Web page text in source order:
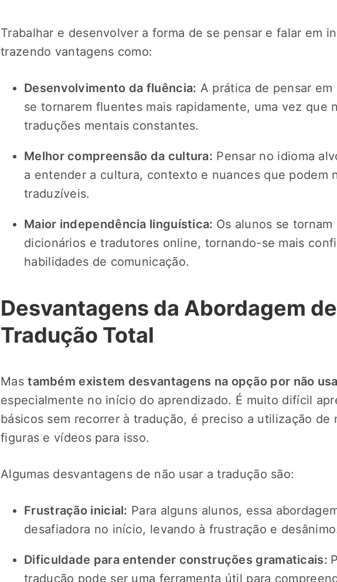
Trabalhar e desenvolver a forma de se pensar e falar em
trazendo vantagens como:
Desenvolvimento da fluência: A prática de pensar
se tornarem fluentes mais rapidamente, uma vez que
traduções mentais constantes.
Melhor compreensão da cultura: Pensar no idioma
a entender a cultura, contexto e nuances que podem
traduzíveis.
Maior independência linguística: Os alunos se
dicionários e tradutores online, tornando-se mais
habilidades de comunicação.
Desvantagens da Abordagem
Tradução Total
Mastambém existem desvantagens na opção por não
especialmente no início do aprendizado. É muito difícil
básicos sem recorrer à tradução, é preciso a utilização de
figuras e vídeos para isso.
Algumas desvantagens de não usar a tradução são:
Frustração inicial: Para alguns alunos, essa
desafiadora no início, levando à frustração e
Dificuldade para entender construções gramaticais:
tradução pode ser uma ferramenta útil para